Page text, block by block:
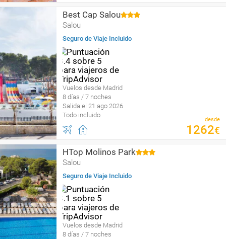
Best Cap Salou
Salou
Seguro de Viaje Incluido
Vuelos desde Madrid
8 días / 7 noches
Salida el 21 ago 2026
Todo incluido
desde
1262€
HTop Molinos Park
Salou
Seguro de Viaje Incluido
Vuelos desde Madrid
8 días / 7 noches